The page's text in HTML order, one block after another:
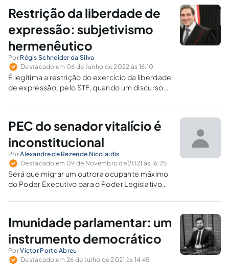
Restrição da liberdade de
expressão: subjetivismo
hermenêutico
Por Régis Schneider da Silva
Destacado em 06 de Junho de 2022 às 16:10
É legítima a restrição do exercício da liberdade
de expressão, pelo STF, quando um discurso
ordem pública?
PEC do senador vitalício é
inconstitucional
PorAlexandre de Rezende Nicolaidis
Destacado em 09 de Novembro de 2021 às 16:25
Será que migrar um outrora ocupante máximo
do Poder Executivo para o Poder Legislativo
seriam as atribuições desse novo membro
Imunidade parlamentar: um
instrumento democrático
PorVictor Porto Abreu
Destacado em 26 de Julho de 2021 às 14:45